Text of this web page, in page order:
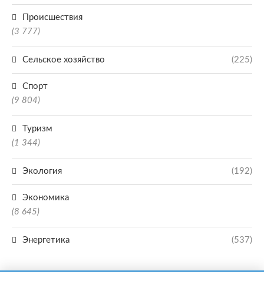
Происшествия
(3 777)
Сельское хозяйство (225)
Спорт
(9 804)
Туризм
(1 344)
Экология (192)
Экономика
(8 645)
Энергетика (537)